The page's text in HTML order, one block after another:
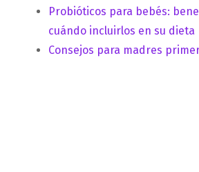
Probióticos para bebés:
cuándo incluirlos en su dieta
Consejos para madres